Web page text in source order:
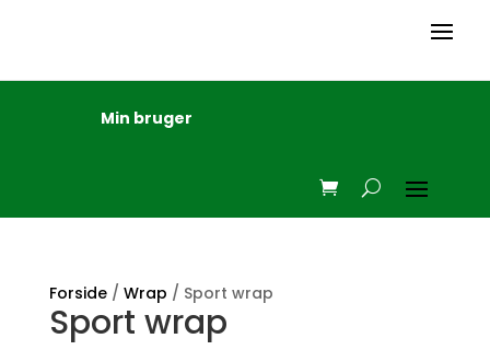
Min bruger
Forside/ Wrap / Sport wrap
Sport wrap